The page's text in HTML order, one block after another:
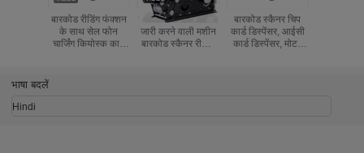
बारकोड रीडिंग फंक्शन
के साथ सेल फोन
चार्जिंग कियोस्क कार्ड
सेल फोन कार्ड डिस्पेंसर
जारी करने वाली मशीन
बारकोड स्कैनर रीडिंग
बारकोड स्कैनर चिप
कार्ड डिस्पेंसर, आईसी
कार्ड डिस्पेंसर, मोटर
भाषा बदलें
Hindi